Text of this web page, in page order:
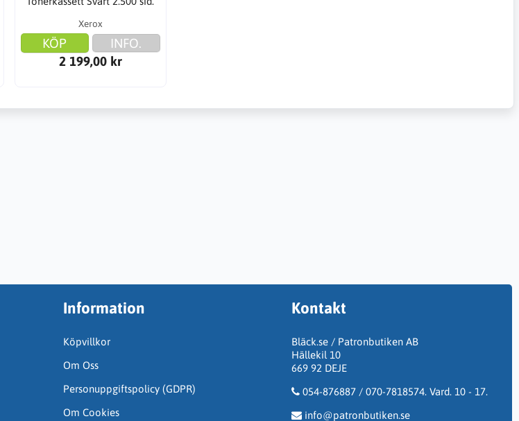
Xerox
KÖP
INFO.
2 199,00 kr
Information
Köpvillkor
Om Oss
Personuppgiftspolicy (GDPR)
Om Cookies
Kontakt
Bläck.se / Patronbutiken AB
Hällekil 10
669 92 DEJE
054-876887 / 070-7818574. Vard. 10 - 17.
info@patronbutiken.se